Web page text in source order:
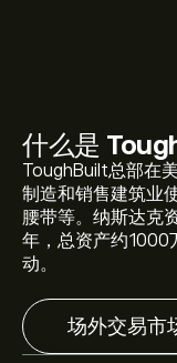
什么是
ToughBuilt总部在
制造和销售建筑业
腰带等。纳斯达克
年，总资产约1000
动。
场外交易市
Toughbuilt
册eToro 以取得详
分析师根据市场趋
Industries Inc的预
势。
Toughbuilt